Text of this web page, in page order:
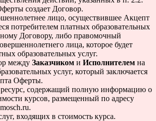
создает Договор.
лицо, осуществившее Акцепт
потребителем платных образовательных
Договору, либо правомочный
лица, которое будет
образовательных услуг.
между Заказчиком и Исполнителем на
услуг, который заключается
Оферты.
содержащий полную информацию о
курсов, размещенный по адресу
входящих в стоимость курса.